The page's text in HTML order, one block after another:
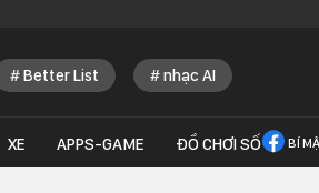
Better List nhạc AI
XE APPS-GAME ĐỒ CHƠI SỐ BÍ